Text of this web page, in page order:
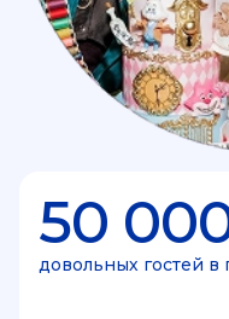
50
довольных гостей в